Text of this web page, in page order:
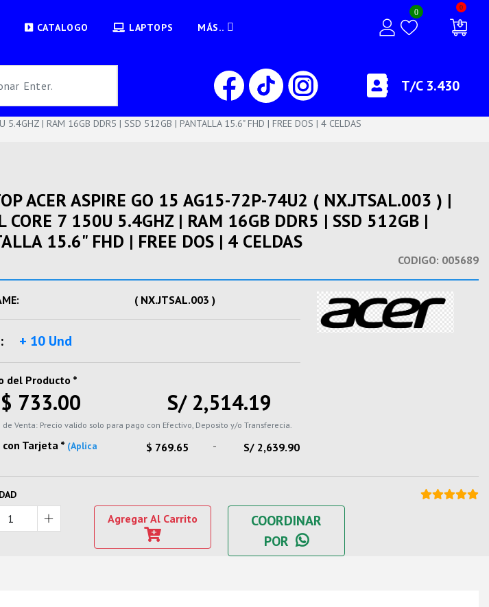
CATALOGO LAPTOPS MÁS..
0
0
T/C 3.430
| RAM 16GB DDR5 | SSD 512GB | PANTALLA 15.6" FHD | FREE DOS | 4 CELDAS
ACER ASPIRE GO 15 AG15-72P-74U2 ( NX.JTSAL.003 ) |
CORE 7 150U 5.4GHZ | RAM 16GB DDR5 | SSD 512GB |
15.6" FHD | FREE DOS | 4 CELDAS
CODIGO: 005689
( NX.JTSAL.003 )
+ 10 Und
del Producto *
$ 733.00 S/ 2,514.19
de Venta: Precio valido solo para pago con Efectivo, Deposito y/o Transferecia.
con Tarjeta * (Aplica
$ 769.65 - S/ 2,639.90
Agregar Al Carrito
COORDINAR
POR